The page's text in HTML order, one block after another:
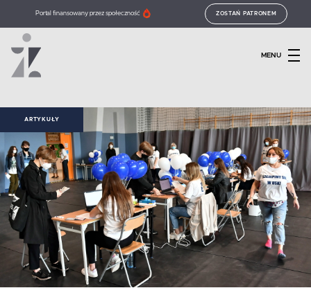
Portal finansowany przez społeczność ZOSTAŃ PATRONEM
MENU
ARTYKUŁY